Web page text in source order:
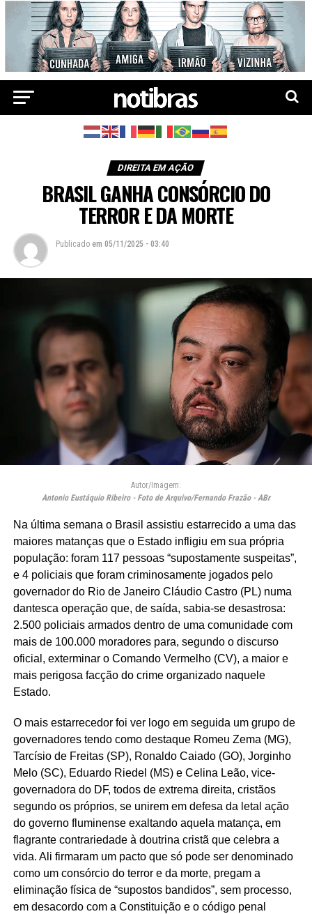
DIREITA EM AÇÃO
BRASIL GANHA CONSÓRCIO DO
TERROR E DA MORTE
Publicado em 05/11/2025 - 03:40
Autor/Imagem:
Antonio Eustáquio Ribeiro - Foto de Arquivo/Fernando Frazão - ABr
Na última semana o Brasil assistiu estarrecido a uma das
maiores matanças que o Estado infligiu em sua própria
população: foram 117 pessoas “supostamente suspeitas”,
e 4 policiais que foram criminosamente jogados pelo
governador do Rio de Janeiro Cláudio Castro (PL) numa
dantesca operação que, de saída, sabia-se desastrosa:
2.500 policiais armados dentro de uma comunidade com
mais de 100.000 moradores para, segundo o discurso
oficial, exterminar o Comando Vermelho (CV), a maior e
mais perigosa facção do crime organizado naquele
Estado.
O mais estarrecedor foi ver logo em seguida um grupo de
governadores tendo como destaque Romeu Zema (MG),
Tarcísio de Freitas (SP), Ronaldo Caiado (GO), Jorginho
Melo (SC), Eduardo Riedel (MS) e Celina Leão, vice-
governadora do DF, todos de extrema direita, cristãos
segundo os próprios, se unirem em defesa da letal ação
do governo fluminense exaltando aquela matança, em
flagrante contrariedade à doutrina cristã que celebra a
vida. Ali firmaram um pacto que só pode ser denominado
como um consórcio do terror e da morte, pregam a
eliminação física de “supostos bandidos”, sem processo,
em desacordo com a Constituição e o código penal